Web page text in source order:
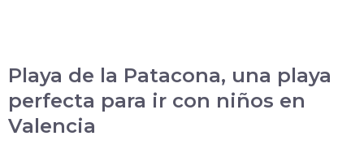
Playa de la Patacona, una playa
perfecta para ir con niños en
Valencia